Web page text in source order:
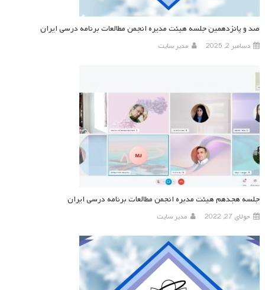
صد و پانزدهمین جلسه هیئت مدیره انجمن مطالعات برنامه درسی ایران
دسامبر 2, 2025 مدیر سایت
جلسه هجدهم هیئت مدیره انجمن مطالعات برنامه درسی ایران
جولای 27, 2022 مدیر سایت